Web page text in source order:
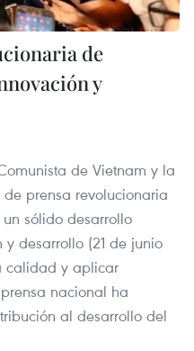
de
y
de Vietnam y la
prensa revolucionaria
sólido desarrollo
desarrollo (21 de junio
calidad y aplicar
nacional ha
al desarrollo del